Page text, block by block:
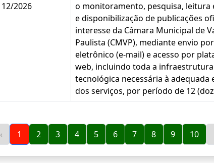
12/2026
o monitoramento, pesquisa, leitura
e disponibilização de publicações
interesse da Câmara Municipal de
Paulista (CMVP), mediante envio
eletrônico (e-mail) e acesso por
web, incluindo toda a infraestrutura
tecnológica necessária à adequada
dos serviços, por período de 12
‹ 1 2 3 4 5 6 7 8 9 10